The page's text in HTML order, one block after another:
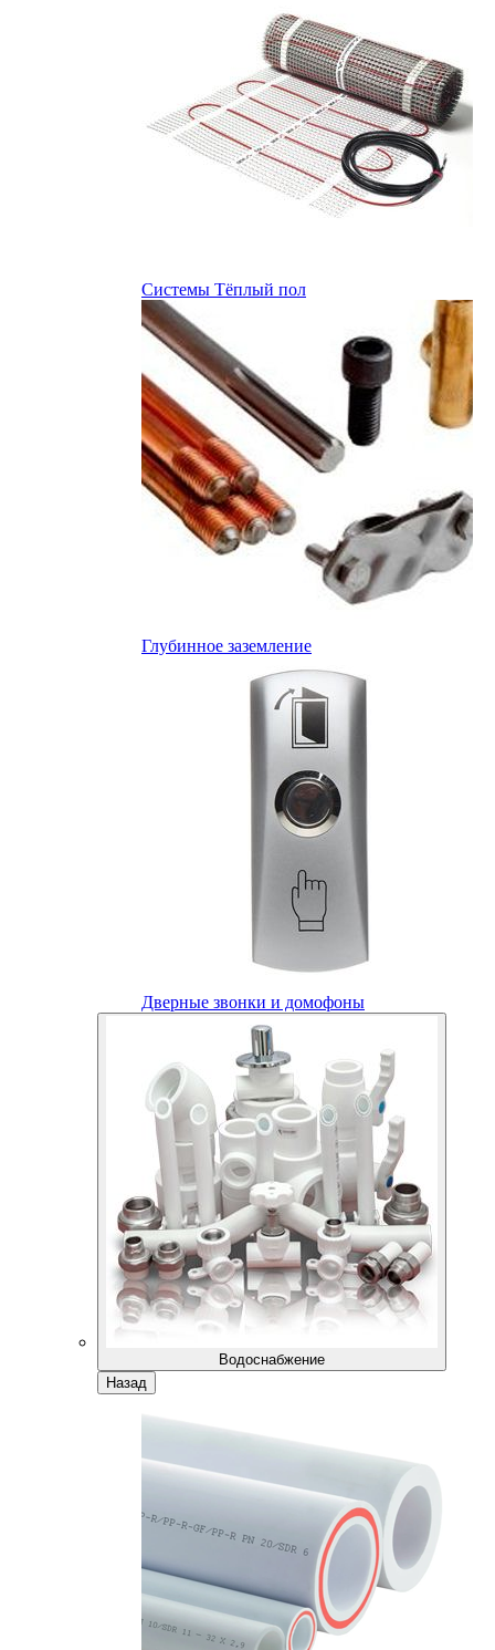
Системы Тёплый пол
Глубинное заземление
Дверные звонки и домофоны
Водоснабжение
Назад